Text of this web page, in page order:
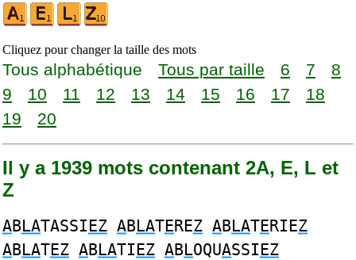
Cliquez pour changer la taille des mots
Tous alphabétique Tous par taille 6 7
8
9
10 11 12 13 14 15 16 17
18
19
20
Il y a 1939 mots contenant 2A, E, L et
Z
ABLATASSIEZ ABLATEREZ ABLATERIEZ
ABLATEZ ABLATIEZ ABLOQUASSIEZ